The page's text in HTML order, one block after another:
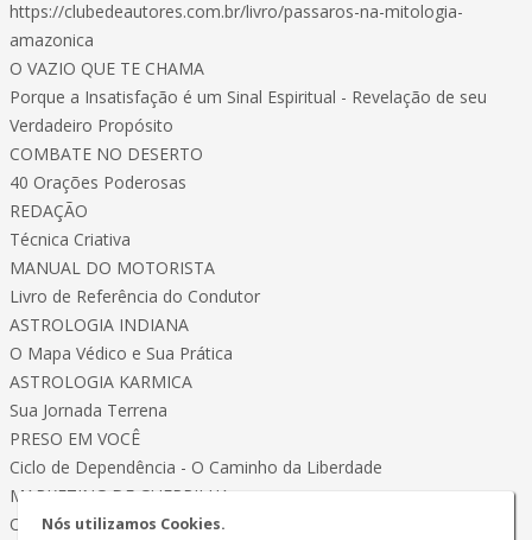
Nós utilizamos Cookies.
https://clubedeautores.com.br/livro/passaros-na-mitologia-
amazonica
O VAZIO QUE TE CHAMA
Porque a Insatisfação é um Sinal Espiritual - Revelação de seu
Verdadeiro Propósito
COMBATE NO DESERTO
40 Orações Poderosas
REDAÇÃO
Técnica Criativa
MANUAL DO MOTORISTA
Livro de Referência do Condutor
ASTROLOGIA INDIANA
O Mapa Védico e Sua Prática
ASTROLOGIA KARMICA
Sua Jornada Terrena
PRESO EM VOCÊ
Ciclo de Dependência - O Caminho da Liberdade
MARKETING DE GUERRILHA
Os Negócios com Inteligência Artificial